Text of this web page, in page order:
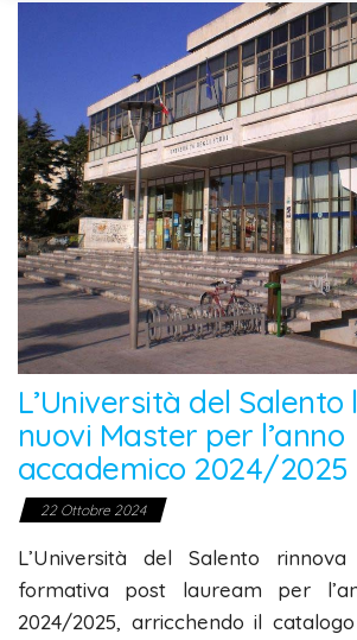
L’Università del Salento
nuovi Master per l’anno
accademico 2024/2025
22 Ottobre 2024
L’Università del Salento
formativa post lauream per
2024/2025, arricchendo il